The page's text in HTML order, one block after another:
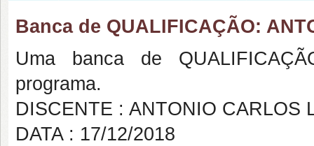
Banca de QUALIFICAÇÃO:
Uma banca de
programa.
DISCENTE : ANTONIO CARLOS
DATA : 17/12/2018